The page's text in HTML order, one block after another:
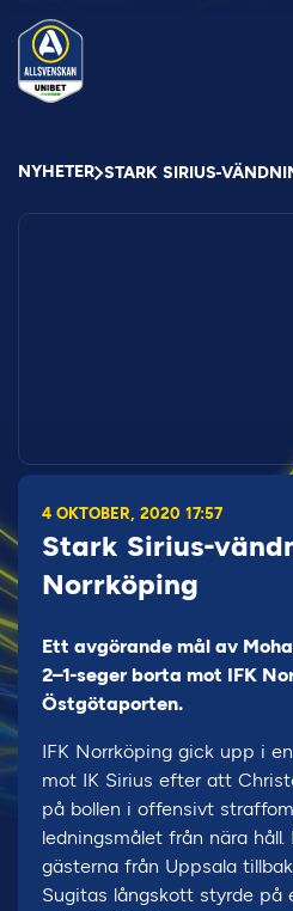
NYHETER
4 OKTOBER, 2020 17:57
Stark Sirius-
Norrköping
Ett avgörande mål av
2–1-seger borta mot IFK
Östgötaporten.
IFK Norrköping gick upp i
mot IK Sirius efter att
på bollen i offensivt
ledningsmålet från nära
gästerna från Uppsala
Sugitas långskott styrde på